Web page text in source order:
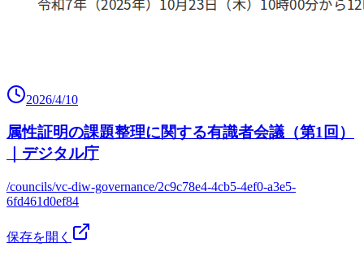
2026/4/10
属性証明の課題整理に関する有識者会議（第1回）
｜デジタル庁
/councils/vc-diw-governance/2c9c78e4-4cb5-4ef0-a3e5-
6fd461d0ef84
保存を開く